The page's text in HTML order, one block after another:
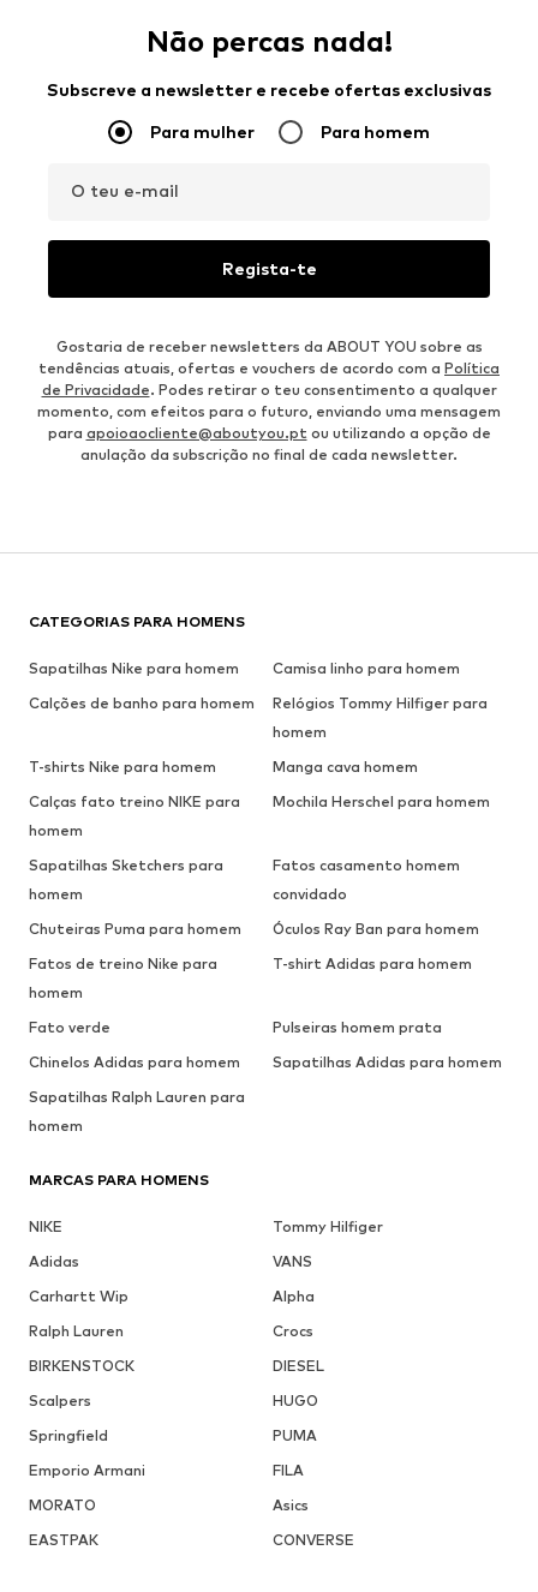
Não percas nada!
Subscreve a newsletter e recebe ofertas exclusivas
Para mulher Para homem
O teu e-mail
Regista-te
Gostaria de receber newsletters da ABOUT YOU sobre as
tendências atuais, ofertas e vouchers de acordo com a Política
de Privacidade. Podes retirar o teu consentimento a qualquer
momento, com efeitos para o futuro, enviando uma mensagem
para apoioaocliente@aboutyou.pt ou utilizando a opção de
anulação da subscrição no final de cada newsletter.
CATEGORIAS PARA HOMENS
Sapatilhas Nike para homem
Camisa linho para homem
Calções de banho para homem
Relógios Tommy Hilfiger para
homem
T-shirts Nike para homem
Manga cava homem
Calças fato treino NIKE para
homem
Mochila Herschel para homem
Sapatilhas Sketchers para
homem
Fatos casamento homem
convidado
Chuteiras Puma para homem
Óculos Ray Ban para homem
Fatos de treino Nike para
homem
T-shirt Adidas para homem
Fato verde
Pulseiras homem prata
Chinelos Adidas para homem
Sapatilhas Adidas para homem
Sapatilhas Ralph Lauren para
homem
MARCAS PARA HOMENS
NIKE
Tommy Hilfiger
Adidas
VANS
Carhartt Wip
Alpha
Ralph Lauren
Crocs
BIRKENSTOCK
DIESEL
Scalpers
HUGO
Springfield
PUMA
Emporio Armani
FILA
MORATO
Asics
EASTPAK
CONVERSE